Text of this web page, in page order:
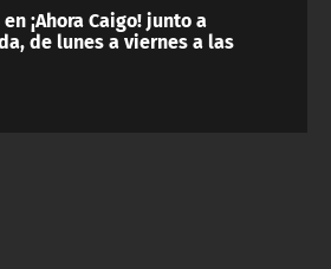
¡Ahora Caigo! junto a
de lunes a viernes a las